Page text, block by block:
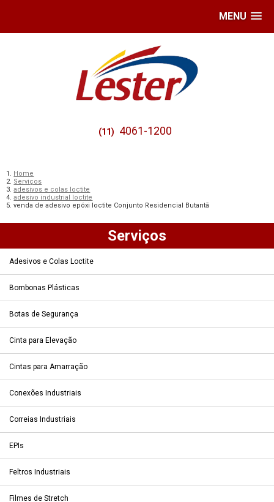
MENU
(11) 4061-1200
Home
Serviços
adesivos e colas loctite
adesivo industrial loctite
venda de adesivo epóxi loctite Conjunto Residencial Butantã
Serviços
Adesivos e Colas Loctite
Bombonas Plásticas
Botas de Segurança
Cinta para Elevação
Cintas para Amarração
Conexões Industriais
Correias Industriais
EPIs
Feltros Industriais
Filmes de Stretch